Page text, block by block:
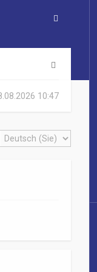
e
10:47